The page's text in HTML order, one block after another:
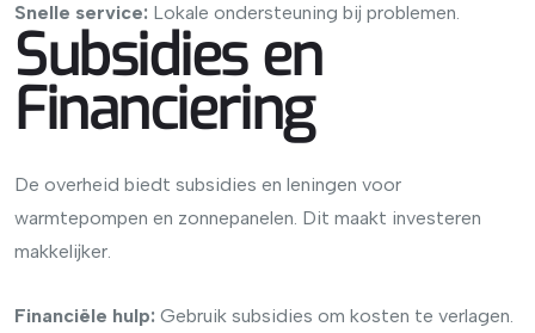
Snelle service: Lokale ondersteuning bij problemen.
Subsidies en
Financiering
De overheid biedt subsidies en leningen voor
warmtepompen en zonnepanelen. Dit maakt investeren
makkelijker.
Financiële hulp: Gebruik subsidies om kosten te verlagen.